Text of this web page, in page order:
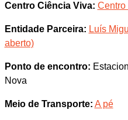
Centro Ciência Viva: Centro
Entidade Parceira: Luís
aberto)
Ponto de encontro:
Nova
Meio de Transporte: A pé